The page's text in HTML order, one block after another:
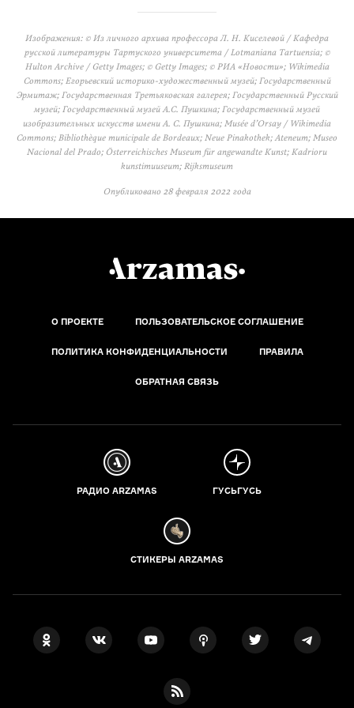
Изображения: © Из личного архива профессора Л. Н. Киселевой / Кафедра
русской литературы Тартуского университета / Lotmaniana Tartuensia; ©
Hulton Archive / Getty Images; © Getty Images; © РИА «Новости»; Wikimedia
Commons; Егорьевский историко-художественный музей; Государственный
Эрмитаж; Государственная Третьяковская галерея; Государственный Русский
музей; Государственный музей А.С. Пушкина; Государственный музей
изобразительных искусств имени А. С. Пушкина; Musée d’Orsay / Wikimedia
Commons; Bibliothèque municipale de Bordeaux; Neue Pinakothek; Ateneum; Museo
Nacional del Prado; Österreichisches Museum für angewandte Kunst; Kadrioru
kunstimuuseum; Rijksmuseum
Опубликовано 28 февраля 2022 года
О ПРОЕКТЕ ПОЛЬЗОВАТЕЛЬСКОЕ СОГЛАШЕНИЕ
ПОЛИТИКА КОНФИДЕНЦИАЛЬНОСТИ ПРАВИЛА
ОБРАТНАЯ СВЯЗЬ
РАДИО ARZAMAS ГУСЬГУСЬ
СТИКЕРЫ ARZAMAS